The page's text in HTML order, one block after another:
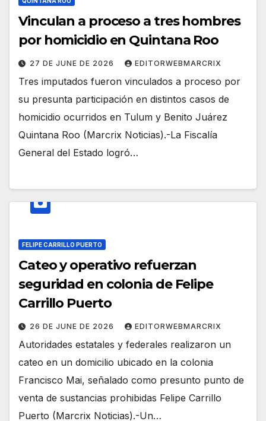
Vinculan a proceso a tres hombres
por homicidio en Quintana Roo
27 DE JUNE DE 2026 EDITORWEBMARCRIX
Tres imputados fueron vinculados a proceso por
su presunta participación en distintos casos de
homicidio ocurridos en Tulum y Benito Juárez
Quintana Roo (Marcrix Noticias).-La Fiscalía
General del Estado logró…
FELIPE CARRILLO PUERTO
Cateo y operativo refuerzan
seguridad en colonia de Felipe
Carrillo Puerto
26 DE JUNE DE 2026 EDITORWEBMARCRIX
Autoridades estatales y federales realizaron un
cateo en un domicilio ubicado en la colonia
Francisco Mai, señalado como presunto punto de
venta de sustancias prohibidas Felipe Carrillo
Puerto (Marcrix Noticias).-Un…